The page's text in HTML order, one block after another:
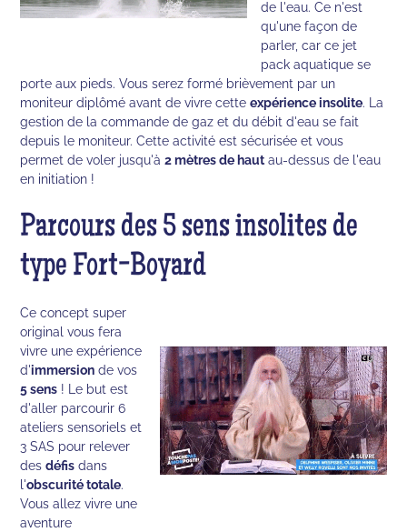
de l'eau. Ce n'est
qu'une façon de
parler, car ce jet
pack aquatique se
porte aux pieds. Vous serez formé brièvement par un
moniteur diplômé avant de vivre cetteexpérience insolite. La
gestion de la commande de gaz et du débit d'eau se fait
depuis le moniteur. Cette activité est sécurisée et vous
permet de voler jusqu'à2 mètres de haut au-dessus de l'eau
en initiation !
Parcours des 5 sens insolites de
type Fort-Boyard
Ce concept super
original vous fera
vivre une expérience
d'immersion de vos
5 sens ! Le but est
d'aller parcourir 6
ateliers sensoriels et
3 SAS pour relever
desdéfis dans
l'obscurité totale.
Vous allez vivre une
aventure